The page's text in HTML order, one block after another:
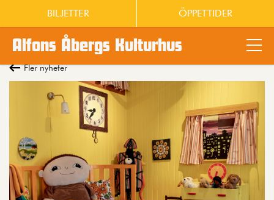
Alfons Åbergs Kulturhus
BILJETTER ÖPPETTIDER
Fler nyheter